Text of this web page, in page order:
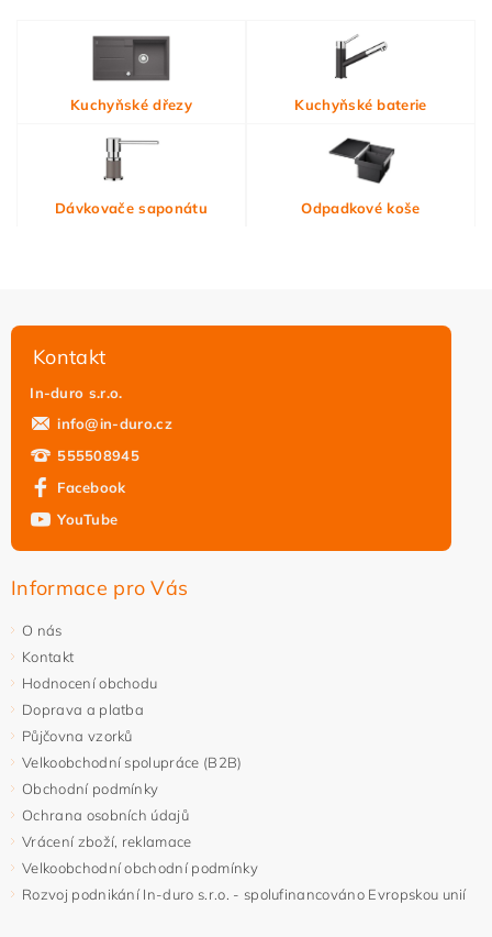
Vložením hodnocení souhlasíte s
podmínkami ochrany
osobních údajů
Kuchyňské dřezy Kuchyňské baterie
Dávkovače saponátu Odpadkové koše
Kontakt
In-duro s.r.o.
info@in-duro.cz
555508945
Facebook
YouTube
Informace pro Vás
O nás
Kontakt
Hodnocení obchodu
Doprava a platba
Půjčovna vzorků
Velkoobchodní spolupráce (B2B)
Obchodní podmínky
Ochrana osobních údajů
Vrácení zboží, reklamace
Velkoobchodní obchodní podmínky
Rozvoj podnikání In-duro s.r.o. - spolufinancováno Evropskou unií